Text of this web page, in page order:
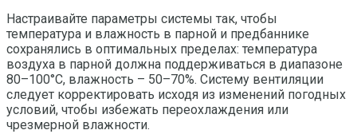
Настраивайте параметры системы так, чтобы
температура и влажность в парной и предбаннике
сохранялись в оптимальных пределах: температура
воздуха в парной должна поддерживаться в диапазоне
80–100°C, влажность – 50–70%. Систему вентиляции
следует корректировать исходя из изменений погодных
условий, чтобы избежать переохлаждения или
чрезмерной влажности.